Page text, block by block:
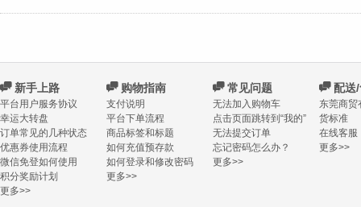
C新手上路
平台用户服务协议
幸运大转盘
订单常见的几种状态
优惠券使用流程
微信免登如何使用
积分奖励计划
更多>>
C购物指南
支付说明
平台下单流程
商品标签和标题
如何充值预存款
如何登录和修改密码
更多>>
C常见问题
无法加入购物车
点击页面跳转到“我的”
无法提交订单
忘记密码怎么办？
更多>>
C配送/
东莞商贸
货标准
在线客服
更多>>